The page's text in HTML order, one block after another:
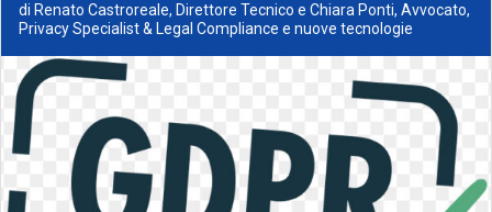
di Renato Castroreale, Direttore Tecnico e Chiara Ponti, Avvocato,
Privacy Specialist & Legal Compliance e nuove tecnologie